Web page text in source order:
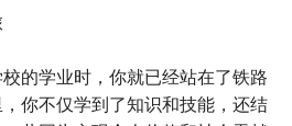
的学业时，你就已经站在了铁路
你不仅学到了知识和技能，还结